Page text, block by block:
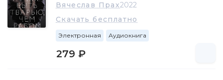
Вячеслав Прах2022
Скачать бесплатно
Электронная Аудиокнига
279 ₽